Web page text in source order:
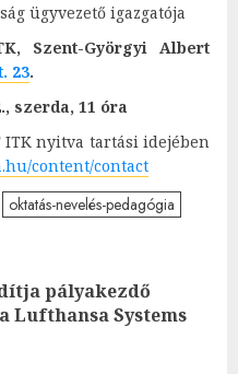
ügyvezető igazgatója
Szent-Györgyi Albert
23.
szerda, 11 óra
ITK nyitva tartási idejében
content/contact
oktatás-nevelés-pedagógia
pályakezdő
Lufthansa Systems